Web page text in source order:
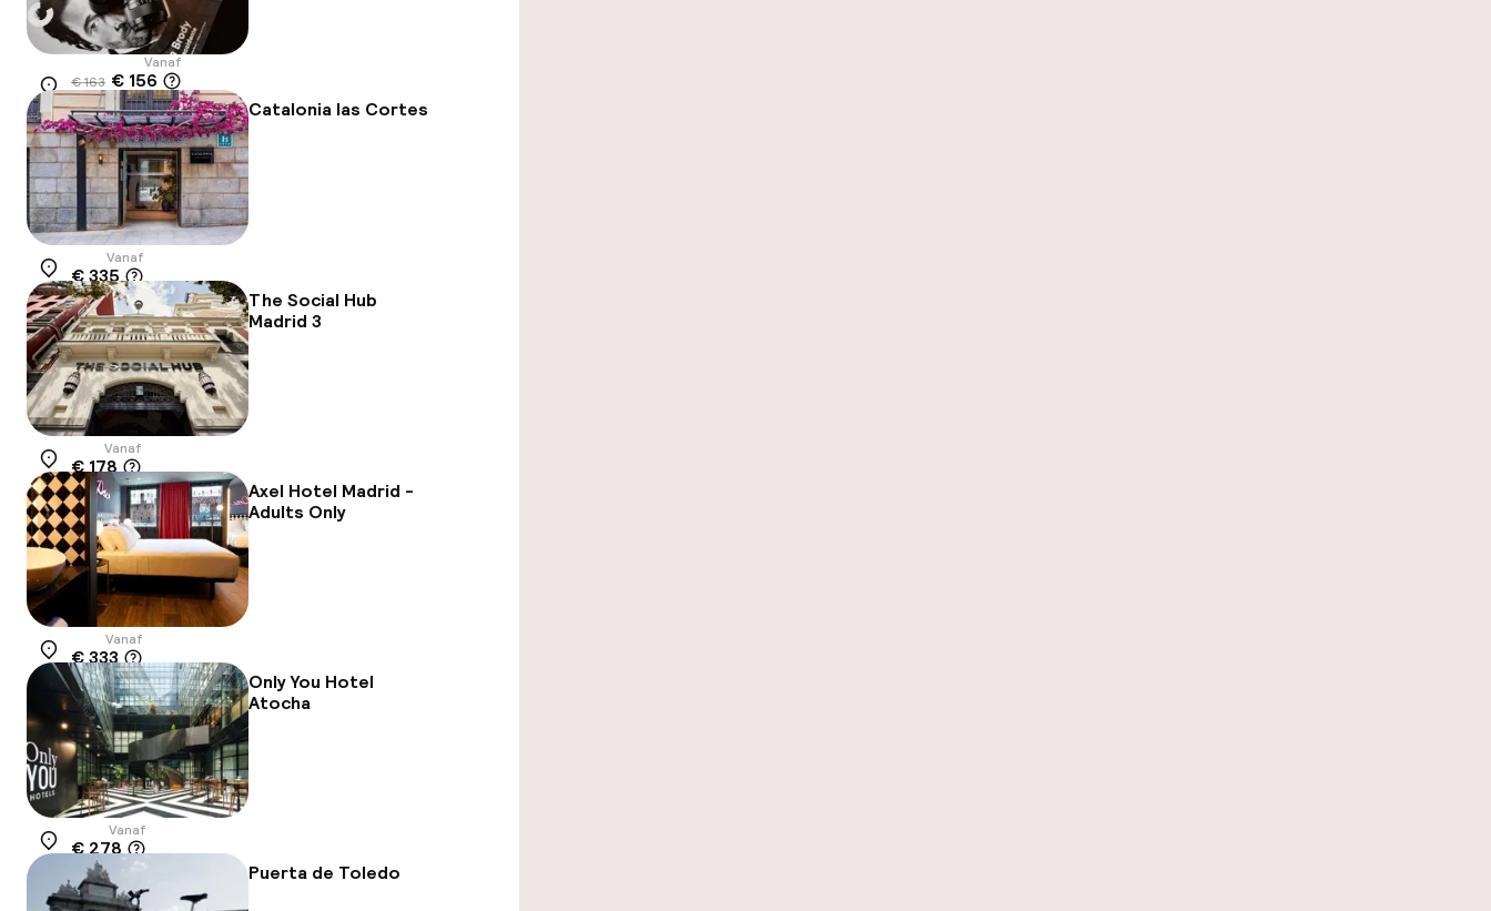
Locatie
Vanaf
€ 163 € 156
-4% Catalonia las Cortes
Locatie
Vanaf
€ 335
The Social Hub
Madrid 3
Locatie
Vanaf
€ 178
Axel Hotel Madrid -
Adults Only
Locatie
Vanaf
€ 333
Only You Hotel
Atocha
Locatie
Vanaf
€ 278
Puerta de Toledo